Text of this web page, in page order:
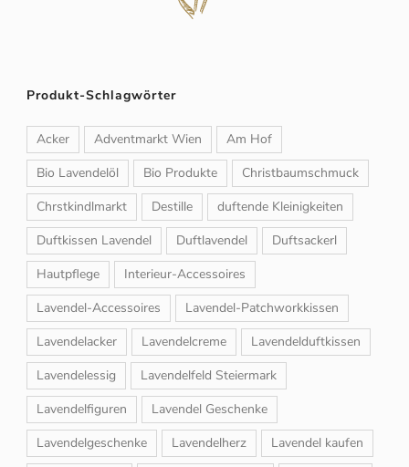
Produkt-Schlagwörter
Acker Adventmarkt Wien
Am Hof
Bio Lavendelöl
Bio Produkte
Christbaumschmuck
Chrstkindlmarkt
Destille
duftende Kleinigkeiten
Duftkissen Lavendel
Duftlavendel
Duftsackerl
Hautpflege
Interieur-Accessoires
Lavendel-Accessoires
Lavendel-Patchworkkissen
Lavendelacker
Lavendelcreme
Lavendelduftkissen
Lavendelessig
Lavendelfeld Steiermark
Lavendelfiguren
Lavendel Geschenke
Lavendelgeschenke
Lavendelherz Lavendel kaufen